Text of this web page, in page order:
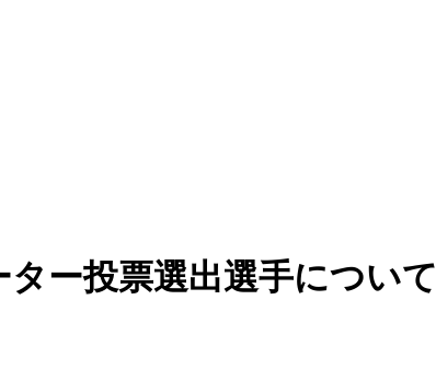
ー投票選出選手について